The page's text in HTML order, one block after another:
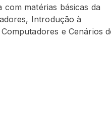
matérias básicas da
Introdução à
e Cenários